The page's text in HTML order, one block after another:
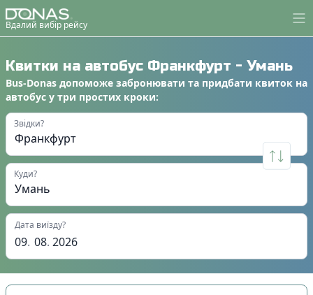
Вдалий вибір рейсу
Квитки на автобус Франкфурт - Умань
Bus-Donas допоможе забронювати та придбати квиток на
автобус у три простих кроки:
Звідки?
Куди?
Дата виїзду?
09. 08. 2026